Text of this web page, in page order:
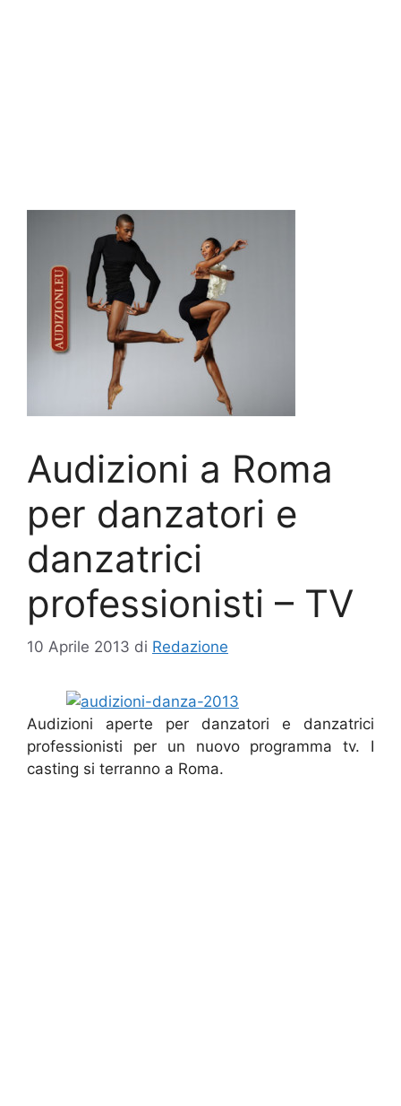
Audizioni a Roma
per danzatori e
danzatrici
professionisti – TV
10 Aprile 2013 di Redazione
Audizioni aperte per danzatori e danzatrici
professionisti per un nuovo programma tv. I
casting si terranno a Roma.